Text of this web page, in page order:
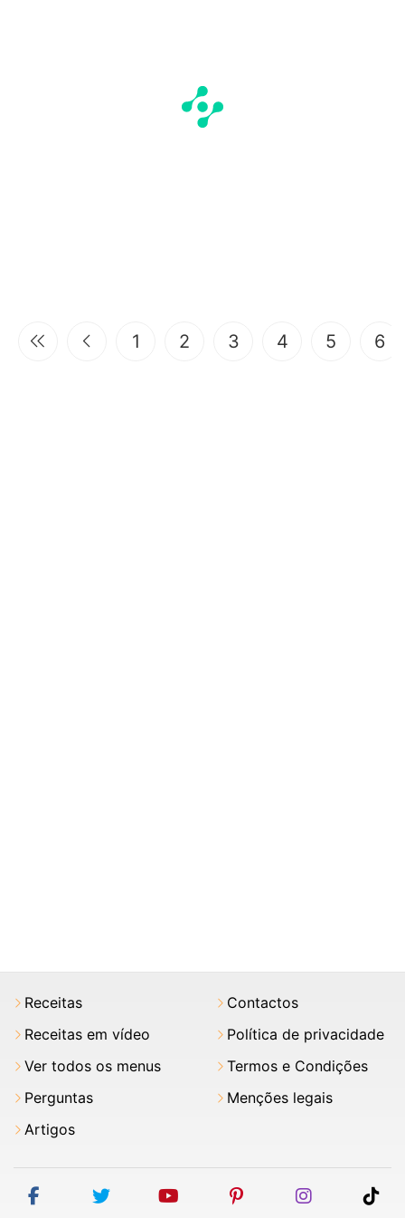
1 2 3 4 5 6
Receitas
Receitas em vídeo
Ver todos os menus
Perguntas
Artigos
Contactos
Política de privacidade
Termos e Condições
Menções legais
facebooktwitter youtubepinterestinstagram